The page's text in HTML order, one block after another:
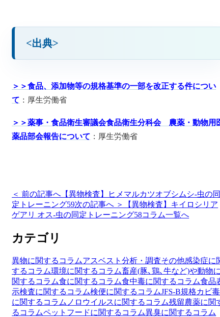
<出典>
＞＞食品、添加物等の規格基準の一部を改正する件につい
て ：厚生労働省
＞＞薬事・食品衛生審議会食品衛生分科会 農薬・動物用
薬品部会報告について ：厚生労働省
＜ 前の記事へ 【異物検査】ヒメマルカツオブシムシ-虫の同
定トレーニング59次の記事へ ＞
【異物検査】キイロシリア
ゲアリ オス-虫の同定トレーニング58コラム一覧へ
カテゴリ
異物に関するコラムアスベスト分析・調査その他感染症に
するコラム環境に関するコラム畜産(豚､鶏､牛など)や動物
関するコラム食に関するコラム食中毒に関するコラム食品
示検査に関するコラム検便に関するコラムJFS-B規格カビ毒
に関するコラム ノロウイルスに関するコラム残留農薬に関
るコラムペットフードに関するコラム異臭に関するコラム